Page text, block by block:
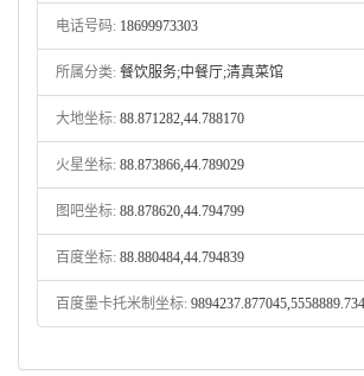
电话号码: 18699973303
所属分类: 餐饮服务;中餐厅;清真菜馆
大地坐标: 88.871282,44.788170
火星坐标: 88.873866,44.789029
图吧坐标: 88.878620,44.794799
百度坐标: 88.880484,44.794839
百度墨卡托米制坐标: